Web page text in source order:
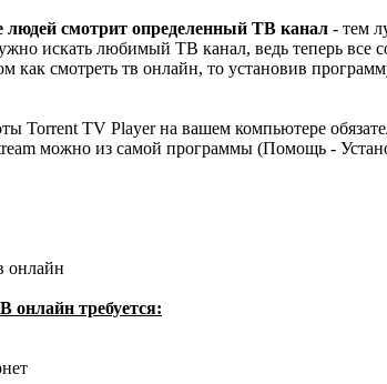
смотрит определенный ТВ канал - тем
искать любимый ТВ канал, ведь теперь все
как смотреть тв онлайн, то установив
Torrent TV Player на вашем компьютере
можно из самой программы (Помощь -
онлайн
онлайн требуется: